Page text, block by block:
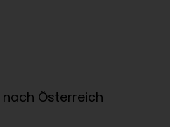
Österreich